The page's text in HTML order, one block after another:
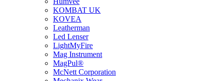
KOMBAT UK
KOVEA
Leatherman
Led Lenser
LightMyFire
Mag Instrument
MagPul®
McNett Corporation